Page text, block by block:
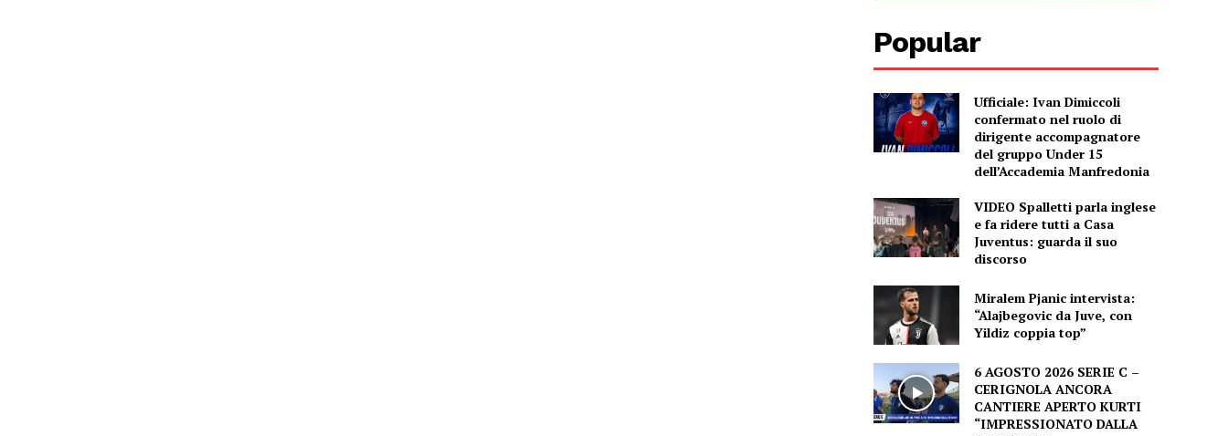
Popular
Ufficiale: Ivan Dimiccoli
confermato nel ruolo di
dirigente accompagnatore
del gruppo Under 15
dell’Accademia Manfredonia
VIDEO Spalletti parla inglese
e fa ridere tutti a Casa
Juventus: guarda il suo
discorso
Miralem Pjanic intervista:
“Alajbegovic da Juve, con
Yildiz coppia top”
6 AGOSTO 2026 SERIE C –
CERIGNOLA ANCORA
CANTIERE APERTO KURTI
“IMPRESSIONATO DALLA